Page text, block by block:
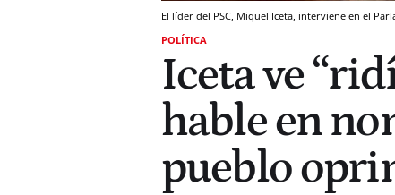
El líder del PSC, Miquel Iceta, interviene en el
POLÍTICA
Iceta ve
hable en
pueblo